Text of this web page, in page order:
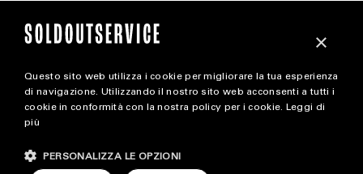
magazine
STYLE
Ironico e iconico: la forza
del marketing di Loewe
×
Questo sito web utilizza i cookie per migliorare la tua esperienza
di navigazione. Utilizzando il nostro sito web acconsenti a tutti i
cookie in conformità con la nostra policy per i cookie. Leggi di
più
PERSONALIZZA LE OPZIONI